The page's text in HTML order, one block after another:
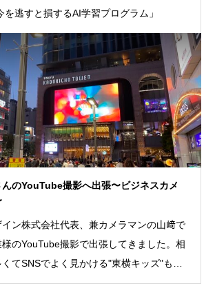
の広告 「今を逃すと損するAI学習プログラム」
んのYouTube撮影へ出張〜ビジネスカメ
ン株式会社代表、兼カメラマンの山﨑で
のYouTube撮影で出張してきました。相
てSNSでよく見かける"東横キッズ"も拝